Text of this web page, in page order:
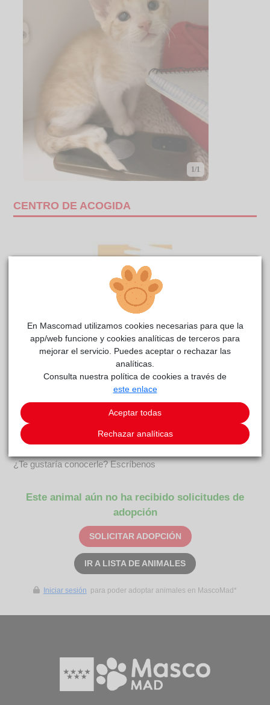
1/1
CENTRO DE ACOGIDA
reside actualmente en el centro de acogida
Animal.
COMENTARIOS
¿Te gustaría conocerle? Escríbenos
Este animal aún no ha recibido solicitudes de
adopción
SOLICITAR ADOPCIÓN
IR A LISTA DE ANIMALES
Iniciar sesión para poder adoptar animales en MascoMad*
En Mascomad utilizamos cookies necesarias para que la
app/web funcione y cookies analíticas de terceros para
mejorar el servicio. Puedes aceptar o rechazar las
analíticas.
Consulta nuestra política de cookies a través de
este enlace
Aceptar todas
Rechazar analíticas